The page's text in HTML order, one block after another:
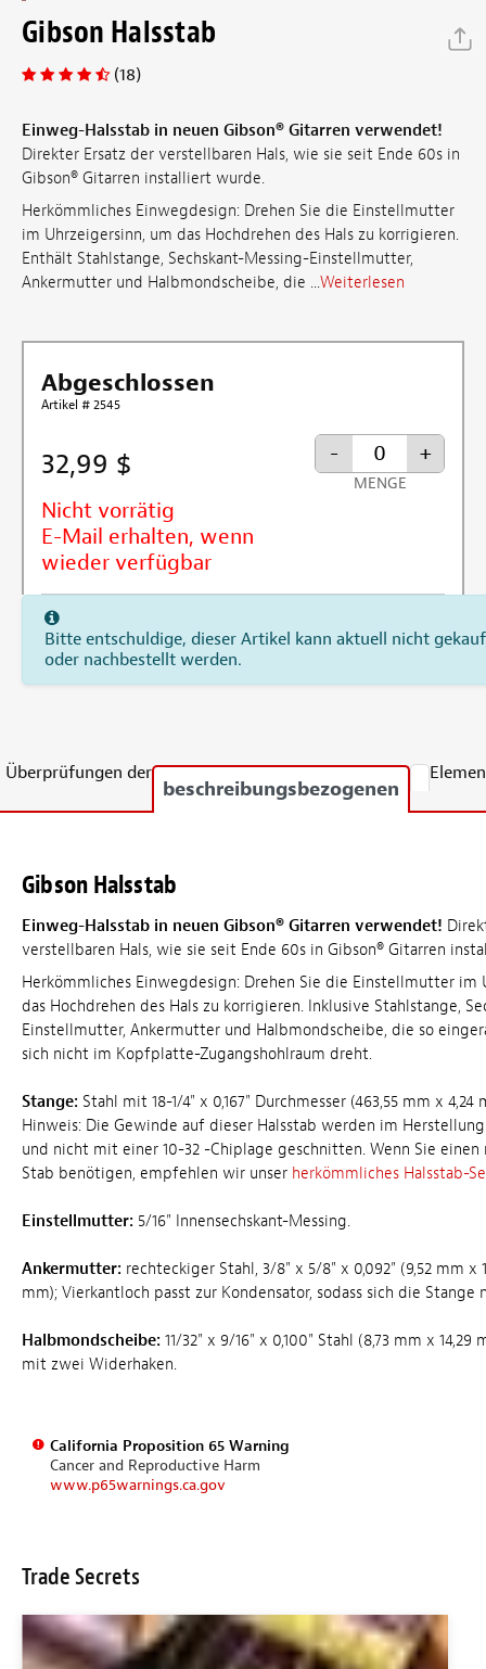
Gibson Halsstab
(18)
Einweg-Halsstab in neuen Gibson® Gitarren verwendet!
Direkter Ersatz der verstellbaren Hals, wie sie seit Ende 60s in
Gibson® Gitarren installiert wurde.
Herkömmliches Einwegdesign: Drehen Sie die Einstellmutter
im Uhrzeigersinn, um das Hochdrehen des Hals zu korrigieren.
Enthält Stahlstange, Sechskant-Messing-Einstellmutter,
Ankermutter und Halbmondscheibe, die ...Weiterlesen
Abgeschlossen
Artikel # 2545
32,99 $
Nicht vorrätig
E-Mail erhalten, wenn
wieder verfügbar
- +
MENGE
Bitte entschuldige, dieser Artikel kann aktuell nicht
oder nachbestellt werden.
Überprüfungen der
beschreibungsbezogenen
Gibson Halsstab
Einweg-Halsstab in neuen Gibson® Gitarren verwendet!
verstellbaren Hals, wie sie seit Ende 60s in Gibson® Gitarren
Herkömmliches Einwegdesign: Drehen Sie die Einstellmutter im
das Hochdrehen des Hals zu korrigieren. Inklusive Stahlstange,
Einstellmutter, Ankermutter und Halbmondscheibe, die so
sich nicht im Kopfplatte-Zugangshohlraum dreht.
Stange: Stahl mit 18-1/4" x 0,167" Durchmesser (463,55 mm x 4,24
Hinweis: Die Gewinde auf dieser Halsstab werden im
und nicht mit einer 10-32 -Chiplage geschnitten. Wenn Sie
Stab benötigen, empfehlen wir unser herkömmliches Halsstab-
Einstellmutter: 5/16" Innensechskant-Messing.
Ankermutter: rechteckiger Stahl, 3/8" x 5/8" x 0,092" (9,52 mm x
mm); Vierkantloch passt zur Kondensator, sodass sich die Stange
Halbmondscheibe: 11/32" x 9/16" x 0,100" Stahl (8,73 mm x 14,29
mit zwei Widerhaken.
California Proposition 65 Warning
Cancer and Reproductive Harm
www.p65warnings.ca.gov
Trade Secrets